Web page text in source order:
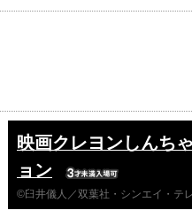
映画クレヨンしんち
ョン
©臼井儀人／双葉社・シンエイ・テ